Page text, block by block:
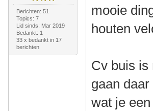
Berichten: 51
Topics: 7
Lid sinds: Mar 2019
Bedankt: 1
33 x bedankt in 17
berichten
mooie
houten
Cv buis is
gaan
wat je